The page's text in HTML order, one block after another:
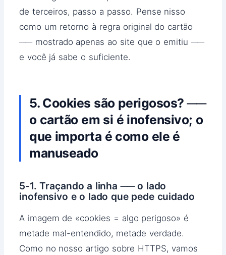
de terceiros, passo a passo. Pense nisso
como um retorno à regra original do cartão
── mostrado apenas ao site que o emitiu ──
e você já sabe o suficiente.
5. Cookies são perigosos? ──
o cartão em si é inofensivo; o
que importa é como ele é
manuseado
5-1. Traçando a linha ── o lado
inofensivo e o lado que pede cuidado
A imagem de «cookies = algo perigoso» é
metade mal-entendido, metade verdade.
Como no nosso artigo sobre HTTPS, vamos